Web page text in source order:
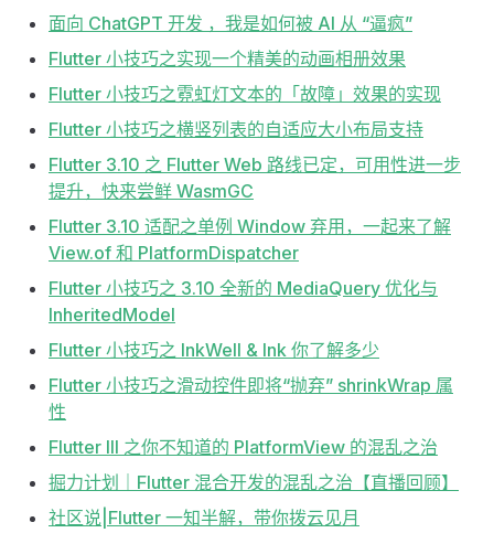
面向 ChatGPT 开发 ，我是如何被 AI 从 “逼疯”
Flutter 小技巧之实现一个精美的动画相册效果
Flutter 小技巧之霓虹灯文本的「故障」效果的实现
Flutter 小技巧之横竖列表的自适应大小布局支持
Flutter 3.10 之 Flutter Web 路线已定，可用性进一步
提升，快来尝鲜 WasmGC
Flutter 3.10 适配之单例 Window 弃用，一起来了解
View.of 和 PlatformDispatcher
Flutter 小技巧之 3.10 全新的 MediaQuery 优化与
InheritedModel
Flutter 小技巧之 InkWell & Ink 你了解多少
Flutter 小技巧之滑动控件即将“抛弃” shrinkWrap 属
性
Flutter III 之你不知道的 PlatformView 的混乱之治
掘力计划｜Flutter 混合开发的混乱之治【直播回顾】
社区说|Flutter 一知半解，带你拨云见月